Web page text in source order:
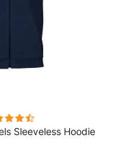
Sleeveless Hoodie